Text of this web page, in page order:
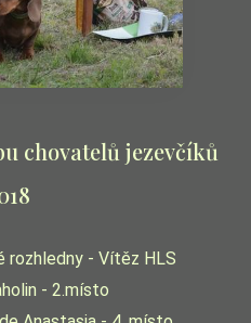
chovatelů jezevčíků
rozhledny - Vítěz HLS
- 2.místo